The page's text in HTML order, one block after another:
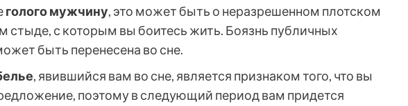
голого мужчину, это может быть о неразрешенном плотском
стыде, с которым вы боитесь жить. Боязнь публичных
быть перенесена во сне.
, явившийся вам во сне, является признаком того, что вы
поэтому в следующий период вам придется